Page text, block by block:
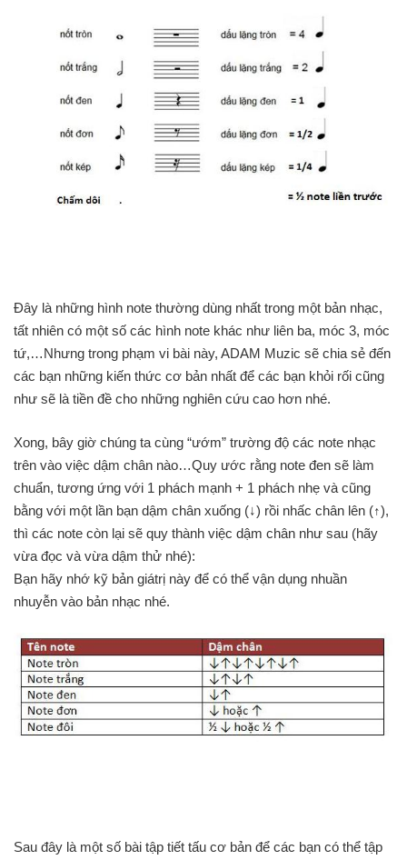
Đây là những hình note thường dùng nhất trong một bản nhạc,
tất nhiên có một số các hình note khác như liên ba, móc 3, móc
tứ,…Nhưng trong phạm vi bài này, ADAM Muzic sẽ chia sẻ đến
các bạn những kiến thức cơ bản nhất để các bạn khỏi rối cũng
như sẽ là tiền đề cho những nghiên cứu cao hơn nhé.
Xong, bây giờ chúng ta cùng “ướm” trường độ các note nhạc
trên vào việc dậm chân nào…Quy ước rằng note đen sẽ làm
chuẩn, tương ứng với 1 phách mạnh + 1 phách nhẹ và cũng
bằng với một lần bạn dậm chân xuống (↓) rồi nhấc chân lên (↑),
thì các note còn lại sẽ quy thành việc dậm chân như sau (hãy
vừa đọc và vừa dậm thử nhé):
Bạn hãy nhớ kỹ bản giátrị này để có thể vận dụng nhuần
nhuyễn vào bản nhạc nhé.
Sau đây là một số bài tập tiết tấu cơ bản để các bạn có thể tập